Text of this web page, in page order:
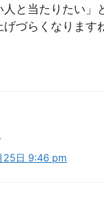
人と当たりたい」
づらくなります
25日 9:46 pm